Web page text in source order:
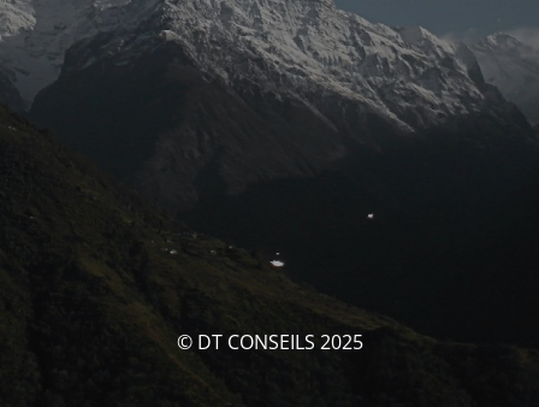
© DT CONSEILS 2025